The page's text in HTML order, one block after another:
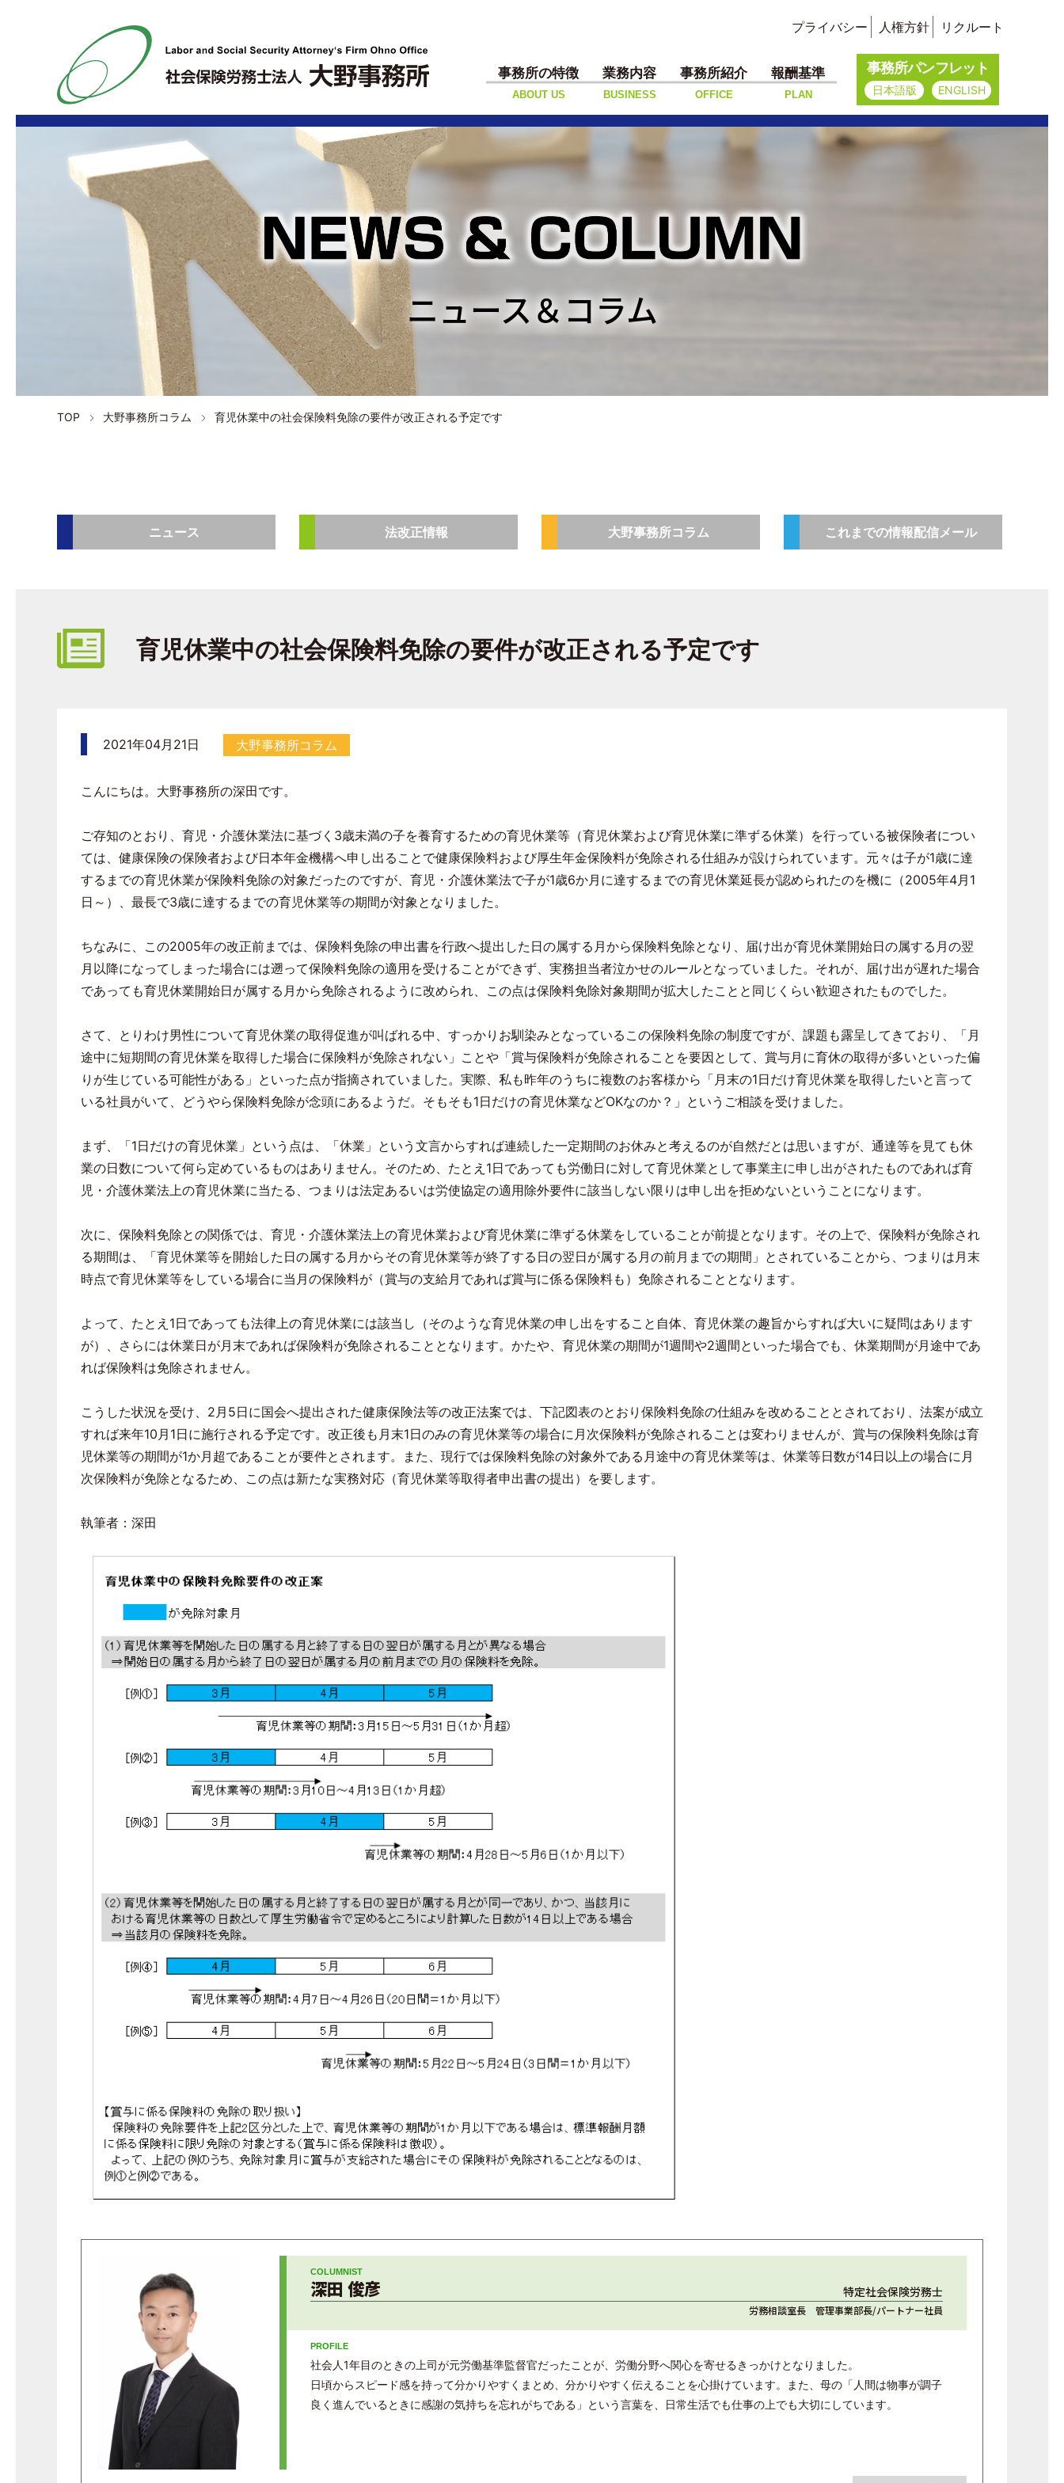
プライバシー 人権方針 リクルート
事務所の特徴
ABOUT US
業務内容
BUSINESS
事務所紹介
OFFICE
報酬基準
PLAN
事務所パンフレット
日本語版 ENGLISH
ニュース＆コラム
TOP 大野事務所コラム 育児休業中の社会保険料免除の要件が改正される予定です
ニュース 法改正情報 大野事務所コラム これまでの情報配信メール
育児休業中の社会保険料免除の要件が改正される予定です
2021年04月21日 大野事務所コラム
こんにちは。大野事務所の深田です。
ご存知のとおり、育児・介護休業法に基づく 3歳未満の子を養育するための育児休業等（育児休業および育児休業に準ずる休業）を行っている被保険者につい
ては、健康保険の保険者および日本年金機構へ申し出ることで健康保険料および厚生年金保険料が免除される仕組みが設けられています。元々は子が1歳に達
するまでの育児休業が保険料免除の対象だったのですが、育児・介護休業法で子が1歳6か月に達するまでの育児休業延長が認められたのを機に（2005年4月 1
日～）、最長で3歳に達するまでの育児休業等の期間が対象となりました。
ちなみに、この2005年の改正前までは、保険料免除の申出書を行政へ提出した日の属する月から保険料免除となり、届け出が育児休業開始日の属する月の翌
月以降になってしまった場合には遡って保険料免除の適用を受けることができず、実務担当者泣かせのルールとなっていました。それが、届け出が遅れた場合
であっても育児休業開始日が属する月から免除されるように改められ、この点は保険料免除対象期間が拡大したことと同じくらい歓迎されたものでした。
さて、とりわけ男性について育児休業の取得促進が叫ばれる中、すっかりお馴染みとなっているこの保険料免除の制度ですが、課題も露呈してきており、「月
途中に短期間の育児休業を取得した場合に保険料が免除されない」ことや「賞与保険料が免除されることを要因として、賞与月に育休の取得が多いといった偏
りが生じている可能性がある」といった点が指摘されていました。実際、私も昨年のうちに複数のお客様から「月末の1日だけ育児休業を取得したいと言って
いる社員がいて、どうやら保険料免除が念頭にあるようだ。そもそも1日だけの育児休業などOKなのか？」というご相談を受けました。
まず、「1日だけの育児休業」という点は、「休業」という文言からすれば連続した一定期間のお休みと考えるのが自然だとは思いますが、通達等を見ても休
業の日数について何ら定めているものはありません。そのため、たとえ 1日であっても労働日に対して育児休業として事業主に申し出がされたものであれば育
児・介護休業法上の育児休業に当たる、つまりは法定あるいは労使協定の適用除外要件に該当しない限りは申し出を拒めないということになります。
次に、保険料免除との関係では、育児・介護休業法上の育児休業および育児休業に準ずる休業をしていることが前提となります。その上で、保険料が免除され
る期間は、「育児休業等を開始した日の属する月からその育児休業等が終了する日の翌日が属する月の前月までの期間」とされていることから、つまりは月末
時点で育児休業等をしている場合に当月の保険料が（賞与の支給月であれば賞与に係る保険料も）免除されることとなります。
よって、たとえ 1日であっても法律上の育児休業には該当し（そのような育児休業の申し出をすること自体、育児休業の趣旨からすれば大いに疑問はあります
が）、さらには休業日が月末であれば保険料が免除されることとなります。かたや、育児休業の期間が1週間や2週間といった場合でも、休業期間が月途中であ
れば保険料は免除されません。
こうした状況を受け、 2 月 5日に国会へ提出された健康保険法等の改正法案では、下記図表のとおり保険料免除の仕組みを改めることとされており、法案が成立
すれば来年10 月 1日に施行される予定です。改正後も月末1日のみの育児休業等の場合に月次保険料が免除されることは変わりませんが、賞与の保険料免除は育
児休業等の期間が1か月超であることが要件とされます。また、現行では保険料免除の対象外である月途中の育児休業等は、休業等日数が14日以上の場合に月
次保険料が免除となるため、この点は新たな実務対応（育児休業等取得者申出書の提出）を要します。
執筆者：深田
深田 俊彦 特定社会保険労務士
労務相談室長 管理事業部長/パートナー社員
社会人1年目のときの上司が元労働基準監督官だったことが、労働分野へ関心を寄せるきっかけとなりました。
日頃からスピード感を持って分かりやすくまとめ、分かりやすく伝えることを心掛けています。また、母の「人間は物事が調子
良く進んでいるときに感謝の気持ちを忘れがちである」という言葉を、日常生活でも仕事の上でも大切にしています。